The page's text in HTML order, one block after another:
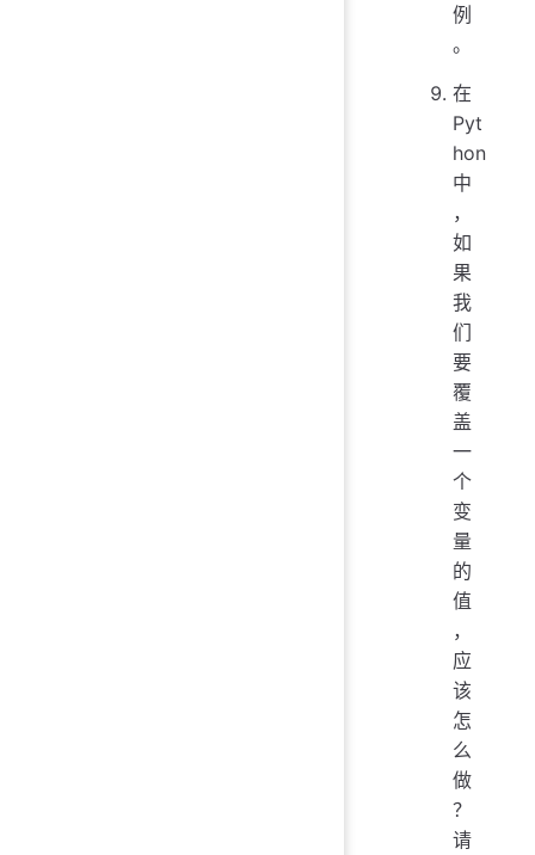
例
。
在
Pyt
hon
中
，
如
果
我
们
要
覆
盖
一
个
变
量
的
值
，
应
该
怎
么
做
？
请